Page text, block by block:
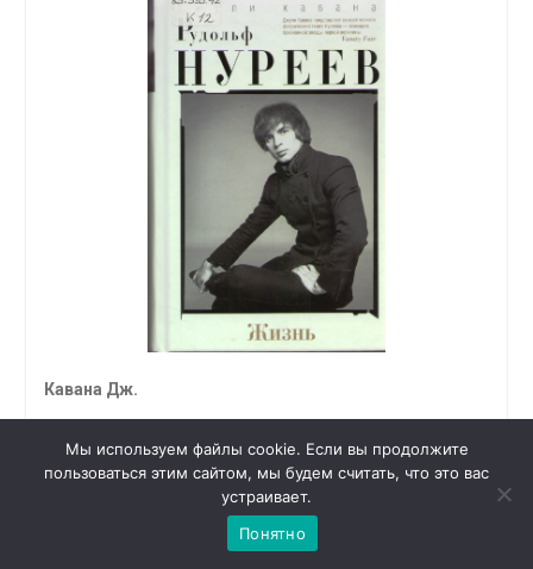
Кавана Дж.
Игоревского. — М.: Центрполиграф, 2019. — 831 с.
Балерина в прошлом, а в дальнейшем журналист и
балетный критик, Джули Кавана написала
великолепную, исчерпывающую биографию Рудольфа
Мы используем файлы cookie. Если вы продолжите
пользоваться этим сайтом, мы будем считать, что это вас
устраивает.
Понятно
1
Чат с
администратором